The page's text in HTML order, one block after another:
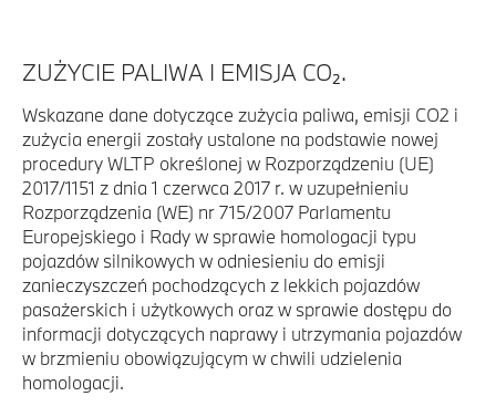
ZUŻYCIE PALIWA I EMISJA CO₂.
Wskazane dane dotyczące zużycia paliwa, emisji CO2 i
zużycia energii zostały ustalone na podstawie nowej
procedury WLTP określonej w Rozporządzeniu (UE)
2017/1151 z dnia 1 czerwca 2017 r. w uzupełnieniu
Rozporządzenia (WE) nr 715/2007 Parlamentu
Europejskiego i Rady w sprawie homologacji typu
pojazdów silnikowych w odniesieniu do emisji
zanieczyszczeń pochodzących z lekkich pojazdów
pasażerskich i użytkowych oraz w sprawie dostępu do
informacji dotyczących naprawy i utrzymania pojazdów
w brzmieniu obowiązującym w chwili udzielenia
homologacji.